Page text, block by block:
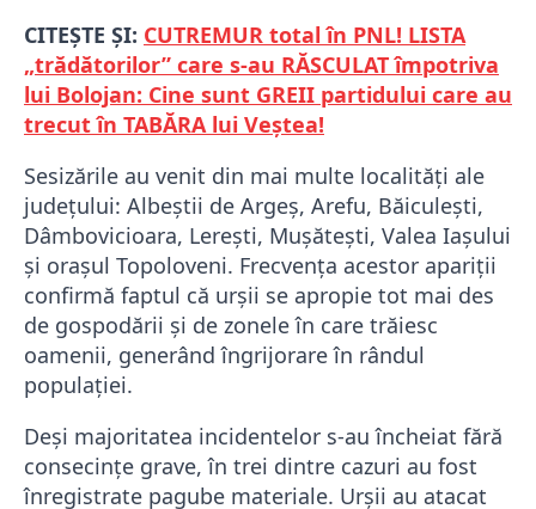
CITEȘTE ȘI: CUTREMUR total în PNL! LISTA
„trădătorilor” care s-au RĂSCULAT împotriva
lui Bolojan: Cine sunt GREII partidului care au
trecut în TABĂRA lui Veștea!
Sesizările au venit din mai multe localități ale
județului: Albeștii de Argeș, Arefu, Băiculești,
Dâmbovicioara, Lerești, Mușătești, Valea Iașului
și orașul Topoloveni. Frecvența acestor apariții
confirmă faptul că urșii se apropie tot mai des
de gospodării și de zonele în care trăiesc
oamenii, generând îngrijorare în rândul
populației.
Deși majoritatea incidentelor s-au încheiat fără
consecințe grave, în trei dintre cazuri au fost
înregistrate pagube materiale. Urșii au atacat